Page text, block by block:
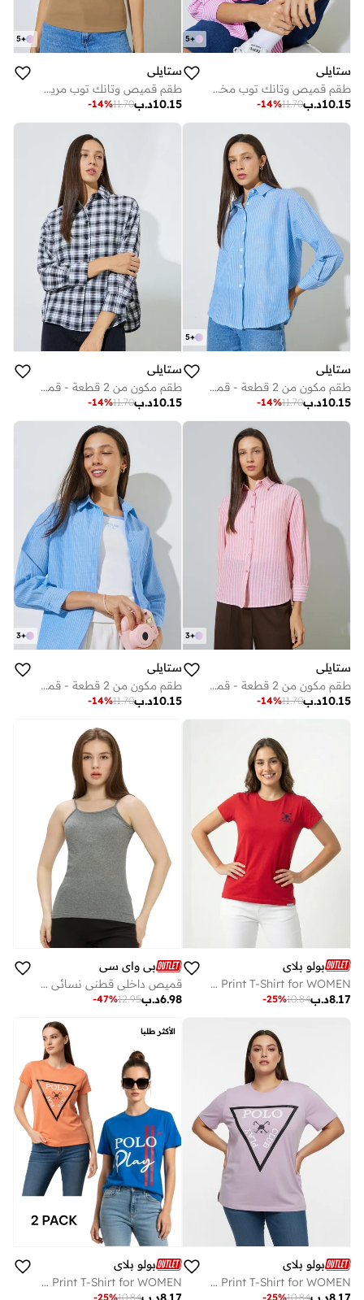
+
5
ستايلي
طقم قميص وتانك توب مخطط بقطعتين - وردي
د.ب10.15
11.70
-14%
+
5
ستايلي
طقم قميص وتانك توب مريح مخطط - بني
د.ب10.15
11.70
-14%
+
5
ستايلي
طقم مكون من 2 قطعة - قميص مخطط بأكمام طويلة وتانك توب
د.ب10.15
11.70
-14%
ستايلي
طقم مكون من 2 قطعة - قميص طويل الأكمام بنقشة كاروهات وتانك توب
د.ب10.15
11.70
-14%
+
3
ستايلي
طقم مكون من 2 قطعة - قميص مخطط بأكمام طويلة وتانك توب
د.ب10.15
11.70
-14%
+
3
ستايلي
طقم مكون من 2 قطعة - قميص مخطط وتانك توب بقصة مريحة
د.ب10.15
11.70
-14%
بولو بلاي
Multipack Graphic Print T-Shirt for WOMEN
د.ب8.17
10.84
-25%
بي واي سي
قميص داخلي قطني نسائي (عبوة من 3 قطع) - رمادي
د.ب6.98
12.95
-47%
بولو بلاي
Multipack Graphic Print T-Shirt for WOMEN
10.84
-25%
الأكثر طلبا
بولو بلاي
Multipack Graphic Print T-Shirt for WOMEN
10.84
-25%